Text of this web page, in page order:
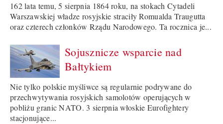
162 lata temu, 5 sierpnia 1864 roku, na stokach Cytadeli
Warszawskiej władze rosyjskie straciły Romualda Traugutta
oraz czterech członków Rządu Narodowego. Ta rocznica je...
Sojusznicze wsparcie nad
Bałtykiem
Nie tylko polskie myśliwce są regularnie podrywane do
przechwytywania rosyjskich samolotów operujących w
pobliżu granic NATO. 3 sierpnia włoskie Eurofightery
stacjonujące...